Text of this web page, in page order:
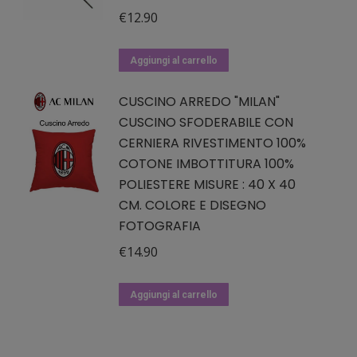
€12.90
Aggiungi al carrello
CUSCINO ARREDO "MILAN"
CUSCINO SFODERABILE CON
CERNIERA RIVESTIMENTO 100%
COTONE IMBOTTITURA 100%
POLIESTERE MISURE : 40 X 40
CM. COLORE E DISEGNO
FOTOGRAFIA
€14.90
Aggiungi al carrello